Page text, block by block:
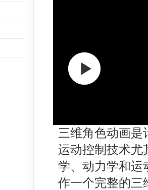
三维角色动画是
运动控制技术尤
学、动力学和运
作一个完整的三